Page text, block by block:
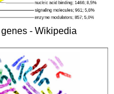
- Wikipedia